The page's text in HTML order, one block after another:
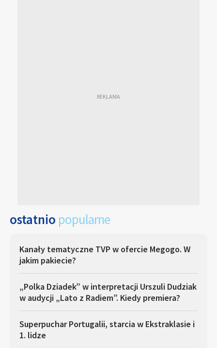
ostatnio popularne
Kanały tematyczne TVP w ofercie Megogo. W
jakim pakiecie?
„Polka Dziadek” w interpretacji Urszuli Dudziak
w audycji „Lato z Radiem”. Kiedy premiera?
Superpuchar Portugalii, starcia w Ekstraklasie i
1. lidze